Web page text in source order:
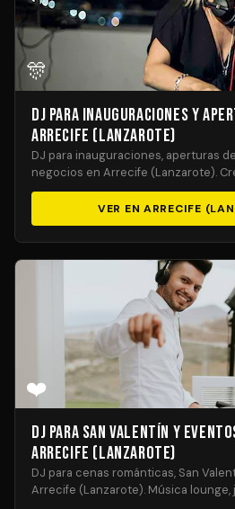
🎊
DJ para Inauguraciones y
Arrecife (Lanzarote)
DJ para inauguraciones, aperturas
negocios en Arrecife (Lanzarote).
VER EN ARRECIFE
❤️
DJ para San Valentín y
Arrecife (Lanzarote)
DJ para cenas románticas, San
Arrecife (Lanzarote). Música lounge,